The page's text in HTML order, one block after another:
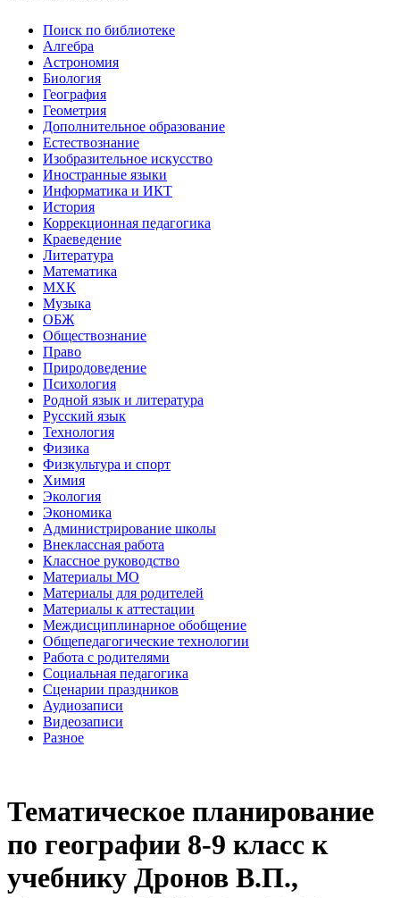
Поиск по библиотеке
Алгебра
Астрономия
Биология
География
Геометрия
Дополнительное образование
Естествознание
Изобразительное искусство
Иностранные языки
Информатика и ИКТ
История
Коррекционная педагогика
Краеведение
Литература
Математика
МХК
Музыка
ОБЖ
Обществознание
Право
Природоведение
Психология
Родной язык и литература
Русский язык
Технология
Физика
Физкультура и спорт
Химия
Экология
Экономика
Администрирование школы
Внеклассная работа
Классное руководство
Материалы МО
Материалы для родителей
Материалы к аттестации
Междисциплинарное обобщение
Общепедагогические технологии
Работа с родителями
Социальная педагогика
Сценарии праздников
Аудиозаписи
Видеозаписи
Разное
Тематическое планирование
по географии 8-9 класс к
учебнику Дронов В.П.,